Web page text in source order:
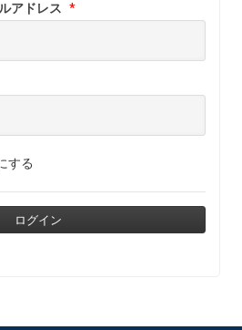
アドレス *
する